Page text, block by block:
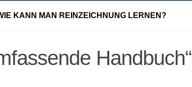
KANN MAN REINZEICHNUNG LERNEN?
Handbuch“